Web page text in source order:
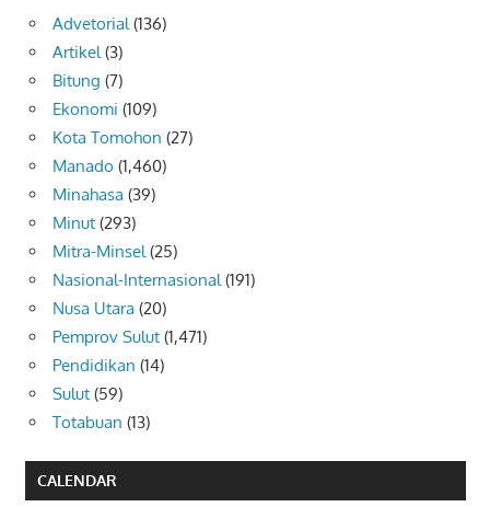
Advetorial(136)
Artikel(3)
Bitung (7)
Ekonomi (109)
Kota Tomohon (27)
Manado (1,460)
Minahasa (39)
Minut (293)
Mitra-Minsel(25)
Nasional-Internasional(191)
Nusa Utara (20)
Pemprov Sulut (1,471)
Pendidikan (14)
Sulut (59)
Totabuan (13)
CALENDAR